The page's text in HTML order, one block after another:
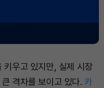
키우고 있지만, 실제 시장
격차를 보이고 있다. 카